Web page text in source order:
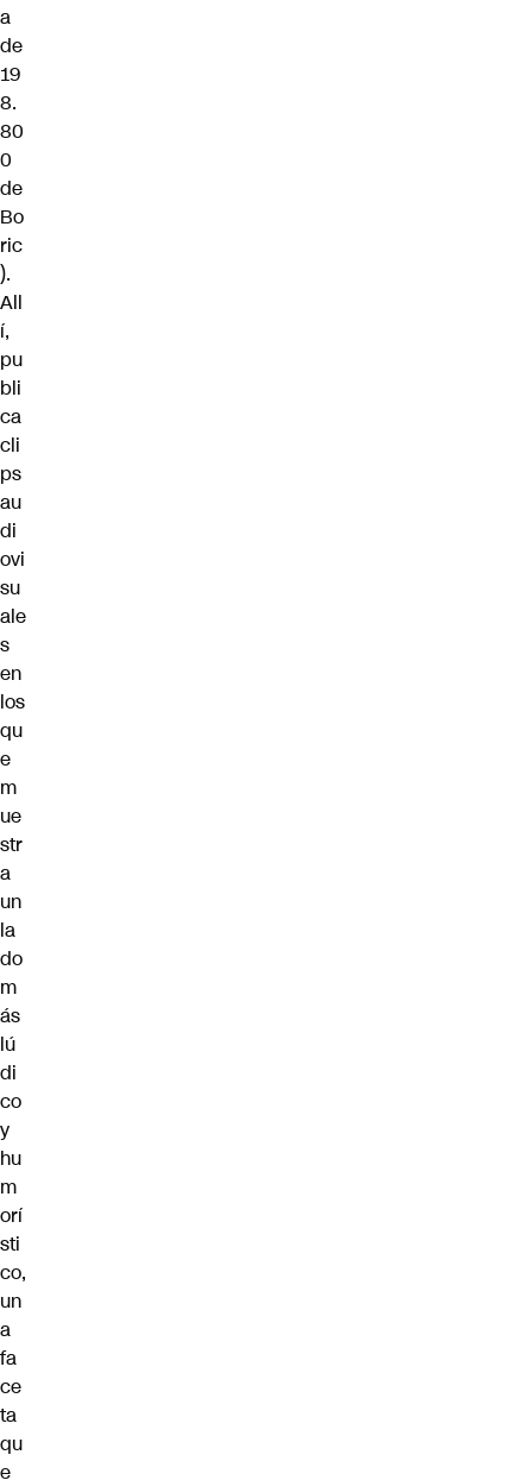
a
de
19
8.
80
0
de
Bo
ric
).
All
í,
pu
bli
ca
cli
ps
au
di
ovi
su
ale
s
en
los
qu
e
m
ue
str
a
un
la
do
m
ás
lú
di
co
y
hu
m
orí
sti
co,
un
a
fa
ce
ta
qu
e